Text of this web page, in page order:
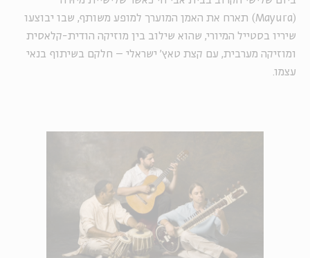
(Mayura) תארח את האמן המוערך למופע משותף, שבו יבוצעו
שיריו בסטייל המיורי, שהוא שילוב בין מוזיקה הודית-קלאסית
ומוזיקה מערבית, עם קצת טאץ' ישראלי – חלקם בשיתוף בנאי
עצמו.